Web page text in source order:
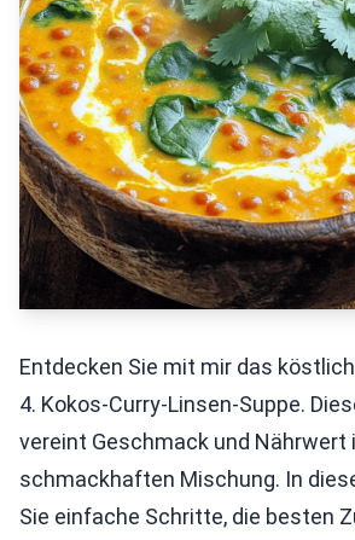
Entdecken Sie mit mir das
4. Kokos-Curry-Linsen-Suppe.
vereint Geschmack und Nährwert
schmackhaften Mischung. In
Sie einfache Schritte, die besten